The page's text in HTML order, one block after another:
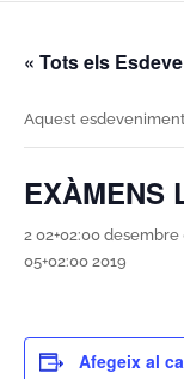
« Tots els
Aquest
EXÀMENS
2 02+02:00 desembre
05+02:00 2019
Afegeix al